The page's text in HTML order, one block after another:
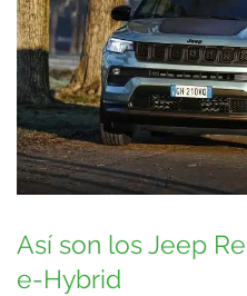
Así son los Jeep
e-Hybrid